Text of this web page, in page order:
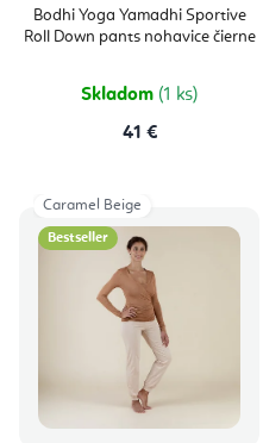
Bodhi Yoga Yamadhi Sportive
Roll Down pants nohavice čierne
produktu
je
5,0
Skladom (1 ks)
41 €
Bestseller
Caramel Beige